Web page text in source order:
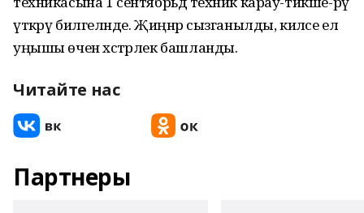
үткәрү билгеләнде. Җиңнәр сызганылды, киләсе ел
уңышы өчен хәстәрлек башланды.
Читайте нас
Партнеры